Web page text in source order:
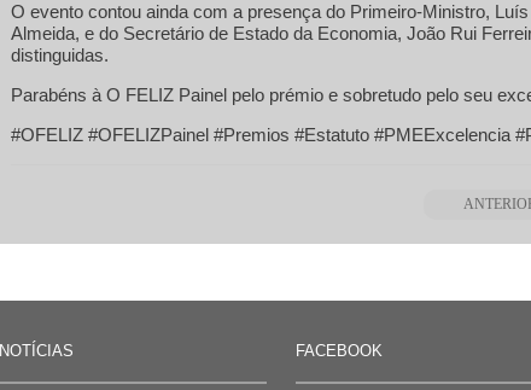
O evento contou ainda com a presença do Primeiro-Ministro,
Almeida, e do Secretário de Estado da Economia, João Rui
distinguidas.
Parabéns à O FELIZ Painel pelo prémio e sobretudo pelo seu
#OFELIZ #OFELIZPainel #Premios #Estatuto #PMEExcelencia
NOTÍCIAS FACEBOOK